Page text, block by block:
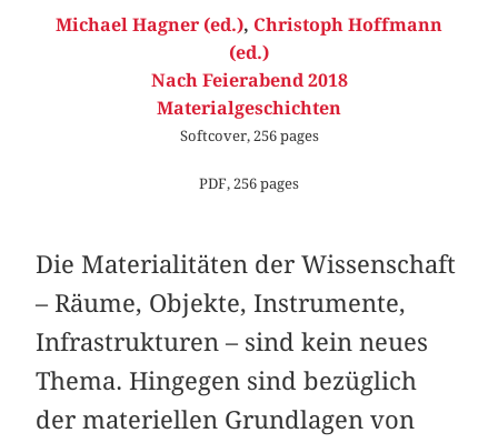
Michael Hagner (ed.), Christoph Hoffmann
(ed.)
Nach Feierabend 2018
Materialgeschichten
Softcover, 256 pages
PDF, 256 pages
Die Materialitäten der Wissenschaft
– Räume, Objekte, Instrumente,
Infrastrukturen – sind kein neues
Thema. Hingegen sind bezüglich
der materiellen Grundlagen von